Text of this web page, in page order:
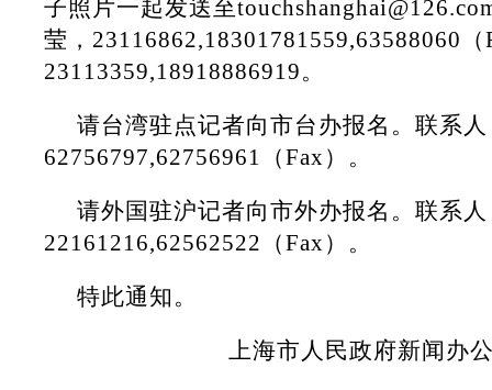
子照片一起发送至
莹，23116862,18301781559,63588060
23113359,18918886919。
请台湾驻点记者向市台办报名。联系
62756797,62756961（Fax）。
请外国驻沪记者向市外办报名。联系
22161216,62562522（Fax）。
特此通知。
上海市人民政府新闻办公